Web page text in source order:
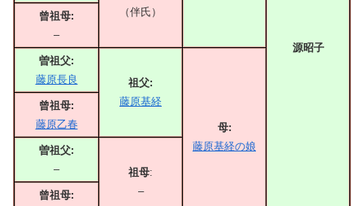
源昭子
（伴氏）
曾祖母:
–
曽祖父:
藤原長良
祖父:
藤原基経
母:
藤原基経の娘
曾祖母:
藤原乙春
曽祖父:
–
祖母:
–
曾祖母: